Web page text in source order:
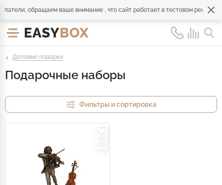
обращаем ваше внимание , что сайт работает в тестовом режиме.
Деловые подарки
Подарочные наборы
Фильтры и сортировка